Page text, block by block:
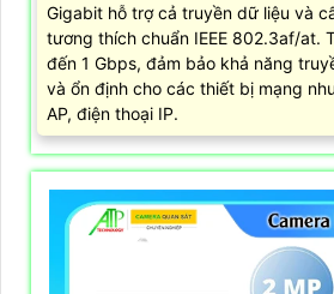
Gigabit hỗ trợ cả truyền dữ liệu và
tương thích chuẩn IEEE 802.3af/at.
đến 1 Gbps, đảm bảo khả năng
và ổn định cho các thiết bị mạng
AP, điện thoại IP.